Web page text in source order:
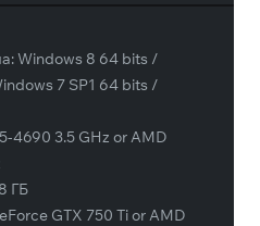
Windows 8 64 bits /
7 SP1 64 bits /
4690 3.5 GHz or AMD
8 ГБ
GTX 750 Ti or AMD